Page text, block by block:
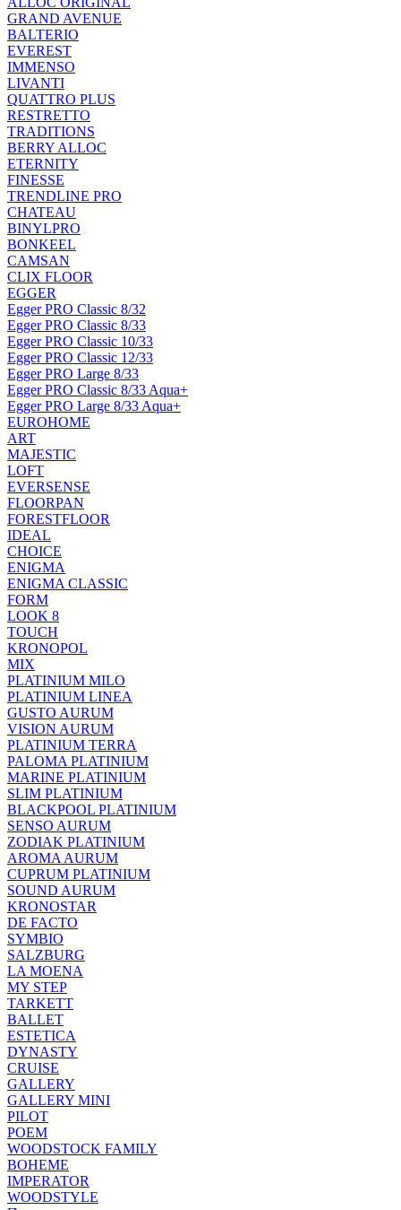
GRAND AVENUE
BALTERIO
EVEREST
IMMENSO
LIVANTI
QUATTRO PLUS
RESTRETTO
TRADITIONS
BERRY ALLOC
ETERNITY
FINESSE
TRENDLINE PRO
CHATEAU
BINYLPRO
BONKEEL
CAMSAN
CLIX FLOOR
EGGER
Egger PRO Classic 8/32
Egger PRO Classic 8/33
Egger PRO Classic 10/33
Egger PRO Classic 12/33
Egger PRO Large 8/33
Egger PRO Classic 8/33 Aqua+
Egger PRO Large 8/33 Aqua+
EUROHOME
ART
MAJESTIC
LOFT
EVERSENSE
FLOORPAN
FORESTFLOOR
IDEAL
CHOICE
ENIGMA
ENIGMA CLASSIC
FORM
LOOK 8
TOUCH
KRONOPOL
MIX
PLATINIUM MILO
PLATINIUM LINEA
GUSTO AURUM
VISION AURUM
PLATINIUM TERRA
PALOMA PLATINIUM
MARINE PLATINIUM
SLIM PLATINIUM
BLACKPOOL PLATINIUM
SENSO AURUM
ZODIAK PLATINIUM
AROMA AURUM
CUPRUM PLATINIUM
SOUND AURUM
KRONOSTAR
DE FACTO
SYMBIO
SALZBURG
LA MOENA
MY STEP
TARKETT
BALLET
ESTETICA
DYNASTY
CRUISE
GALLERY
GALLERY MINI
PILOT
POEM
WOODSTOCK FAMILY
BOHEME
IMPERATOR
WOODSTYLE